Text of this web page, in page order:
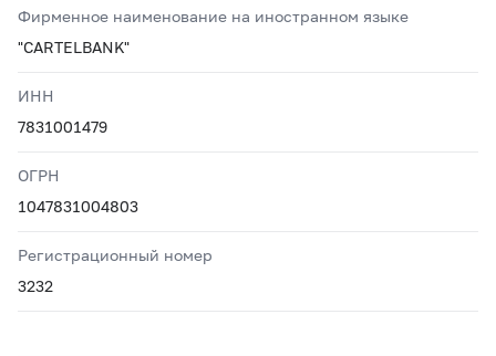
Фирменное наименование на иностранном языке
"CARTELBANK"
ИНН
7831001479
ОГРН
1047831004803
Регистрационный номер
3232